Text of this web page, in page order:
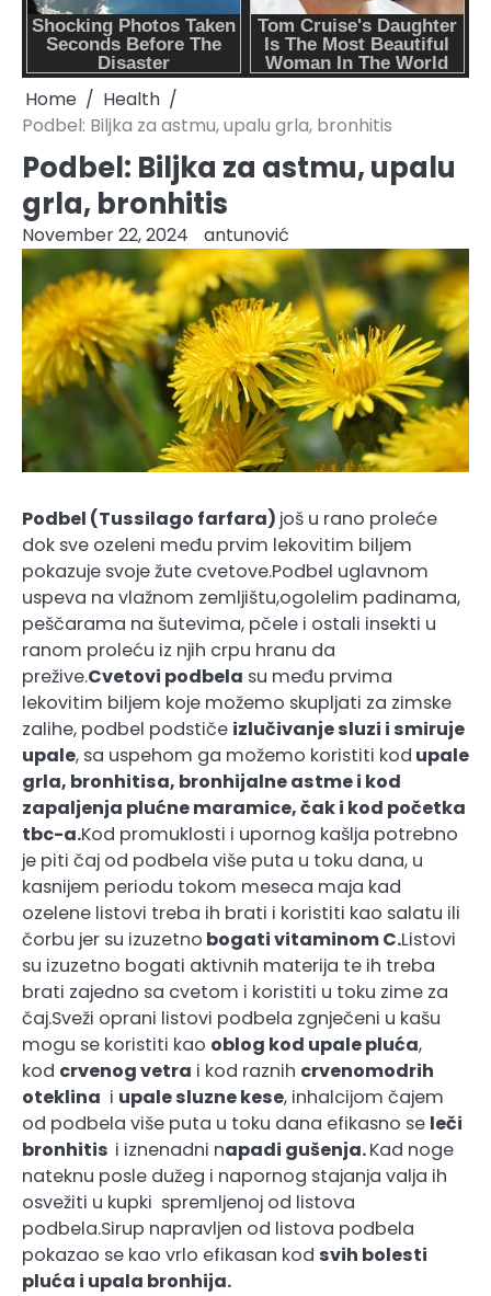
Home
Health
Podbel: Biljka za astmu, upalu grla, bronhitis
Podbel: Biljka za astmu, upalu
grla, bronhitis
November 22, 2024 antunović
Podbel (Tussilago farfara) još u rano proleće
dok sve ozeleni među prvim lekovitim biljem
pokazuje svoje žute cvetove.Podbel uglavnom
uspeva na vlažnom zemljištu,ogolelim padinama,
peščarama na šutevima, pčele i ostali insekti u
ranom proleću iz njih crpu hranu da
prežive.Cvetovi podbela su među prvima
lekovitim biljem koje možemo skupljati za zimske
zalihe, podbel podstiče izlučivanje sluzi i smiruje
upale, sa uspehom ga možemo koristiti kod upale
grla, bronhitisa, bronhijalne astme i kod
zapaljenja plućne maramice, čak i kod početka
tbc-a.Kod promuklosti i upornog kašlja potrebno
je piti čaj od podbela više puta u toku dana, u
kasnijem periodu tokom meseca maja kad
ozelene listovi treba ih brati i koristiti kao salatu ili
čorbu jer su izuzetno bogati vitaminom C.Listovi
su izuzetno bogati aktivnih materija te ih treba
brati zajedno sa cvetom i koristiti u toku zime za
čaj.Sveži oprani listovi podbela zgnječeni u kašu
mogu se koristiti kao oblog kod upale pluća,
kod crvenog vetra i kod raznih crvenomodrih
oteklina i upale sluzne kese, inhalcijom čajem
od podbela više puta u toku dana efikasno se leči
bronhitis i iznenadni napadi gušenja.Kad noge
nateknu posle dužeg i napornog stajanja valja ih
osvežiti u kupki spremljenoj od listova
podbela.Sirup napravljen od listova podbela
pokazao se kao vrlo efikasan kod svih bolesti
pluća i upala bronhija.